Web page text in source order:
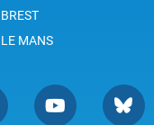
MANS